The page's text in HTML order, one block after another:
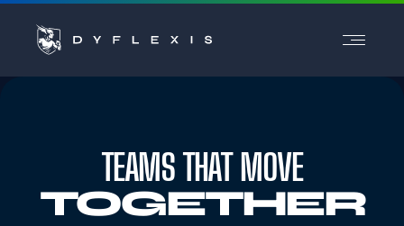
PREISE
PREISE
TEAMS THAT MOVE
TOGETHER